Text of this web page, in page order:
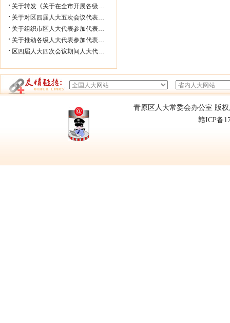
关于转发《关于在全市开展各级人大代...
关于对区四届人大五次会议代表所提部...
关于组织市区人大代表参加代表联络工...
关于推动各级人大代表参加代表联络工...
区四届人大四次会议期间人大代表审议...
青原区人大常委会办公室 版
赣ICP备